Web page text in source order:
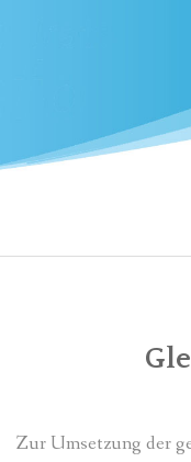
SCHULEN
Zur Umsetzung der